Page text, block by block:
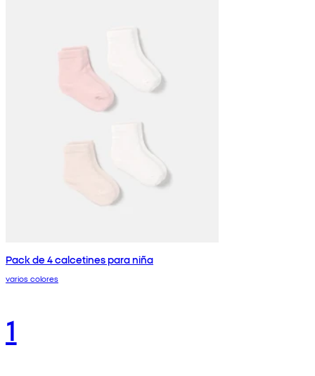
Pack de 4 calcetines para niña
varios colores
1